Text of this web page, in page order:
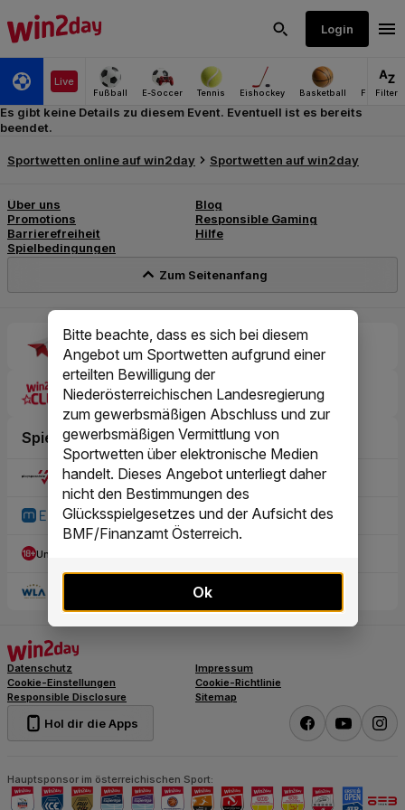
Bitte beachte, dass es sich bei diesem
Angebot um Sportwetten aufgrund einer
erteilten Bewilligung der
Niederösterreichischen Landesregierung
zum gewerbsmäßigen Abschluss und zur
gewerbsmäßigen Vermittlung von
Sportwetten über elektronische Medien
handelt. Dieses Angebot unterliegt daher
nicht den Bestimmungen des
Glücksspielgesetzes und der Aufsicht des
BMF/Finanzamt Österreich.
Ok
Es gibt keine Details zu diesem Event. Eventuell ist es bereits
beendet.